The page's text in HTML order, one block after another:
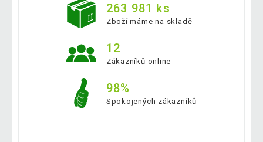
263 981 ks
Zboží máme na skladě
12
Zákazníků online
98%
Spokojených zákazníků